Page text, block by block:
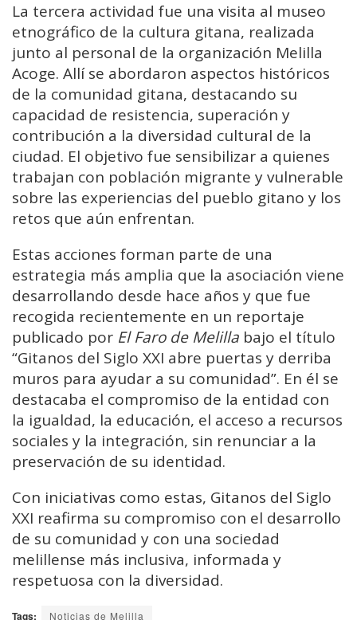
La tercera actividad fue una visita al museo
etnográfico de la cultura gitana, realizada
junto al personal de la organización Melilla
Acoge. Allí se abordaron aspectos históricos
de la comunidad gitana, destacando su
capacidad de resistencia, superación y
contribución a la diversidad cultural de la
ciudad. El objetivo fue sensibilizar a quienes
trabajan con población migrante y vulnerable
sobre las experiencias del pueblo gitano y los
retos que aún enfrentan.
Estas acciones forman parte de una
estrategia más amplia que la asociación viene
desarrollando desde hace años y que fue
recogida recientemente en un reportaje
publicado por El Faro de Melilla bajo el título
“Gitanos del Siglo XXI abre puertas y derriba
muros para ayudar a su comunidad”. En él se
destacaba el compromiso de la entidad con
la igualdad, la educación, el acceso a recursos
sociales y la integración, sin renunciar a la
preservación de su identidad.
Con iniciativas como estas, Gitanos del Siglo
XXI reafirma su compromiso con el desarrollo
de su comunidad y con una sociedad
melillense más inclusiva, informada y
respetuosa con la diversidad.
Tags: Noticias de Melilla